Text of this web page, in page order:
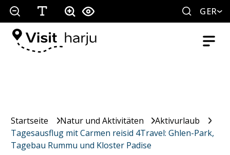
GER
Startseite Natur und Aktivitäten
Aktivurlaub
Tagesausflug mit Carmen reisid 4Travel: Ghlen-Park,
Tagebau Rummu und Kloster Padise